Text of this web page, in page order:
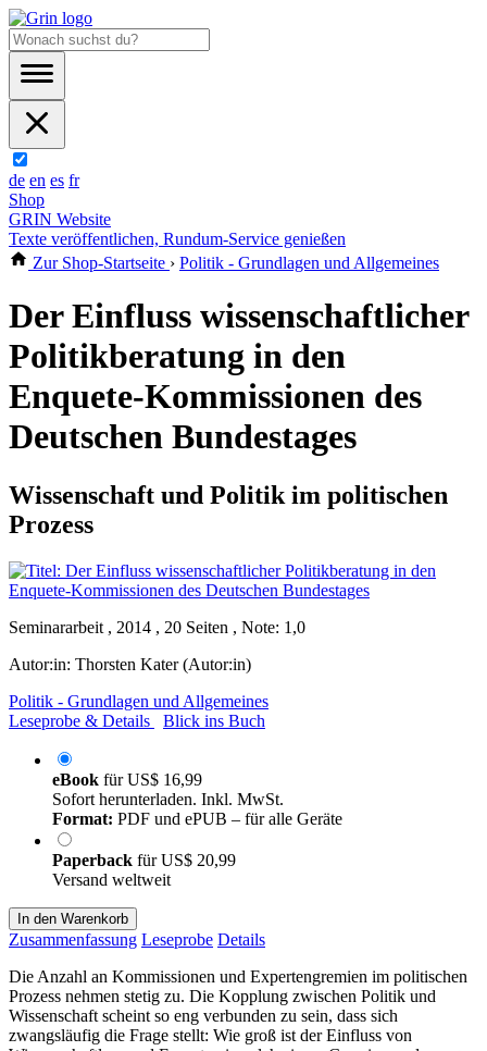
de en es fr
Shop
GRIN Website
Texte veröffentlichen, Rundum-Service genießen
Zur Shop-Startseite › Politik - Grundlagen und Allgemeines
Der Einfluss wissenschaftlicher
Politikberatung in den
Enquete-Kommissionen des
Deutschen Bundestages
Wissenschaft und Politik im politischen
Prozess
Seminararbeit , 2014 , 20 Seiten , Note: 1,0
Autor:in: Thorsten Kater (Autor:in)
Politik - Grundlagen und Allgemeines
Leseprobe & Details
Blick ins Buch
eBook fürUS$ 16,99
Sofort herunterladen. Inkl. MwSt.
Format: PDF und ePUB – für alle Geräte
Paperback fürUS$ 20,99
Versand weltweit
In den Warenkorb
Zusammenfassung Leseprobe Details
Die Anzahl an Kommissionen und Expertengremien im politischen
Prozess nehmen stetig zu. Die Kopplung zwischen Politik und
Wissenschaft scheint so eng verbunden zu sein, dass sich
zwangsläufig die Frage stellt: Wie groß ist der Einfluss von